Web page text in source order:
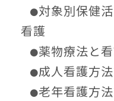
●対象別保健
看護
●薬物療法と
●成人看護方
●老年看護方